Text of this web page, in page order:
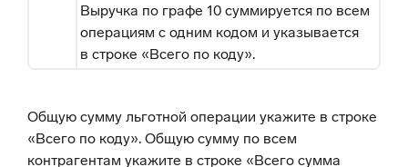
Выручка по графе 10 суммируется по всем
операциям с одним кодом и указывается
в строке «Всего по коду».
Общую сумму льготной операции укажите в строке
«Всего по коду». Общую сумму по всем
контрагентам укажите в строке «Всего сумма